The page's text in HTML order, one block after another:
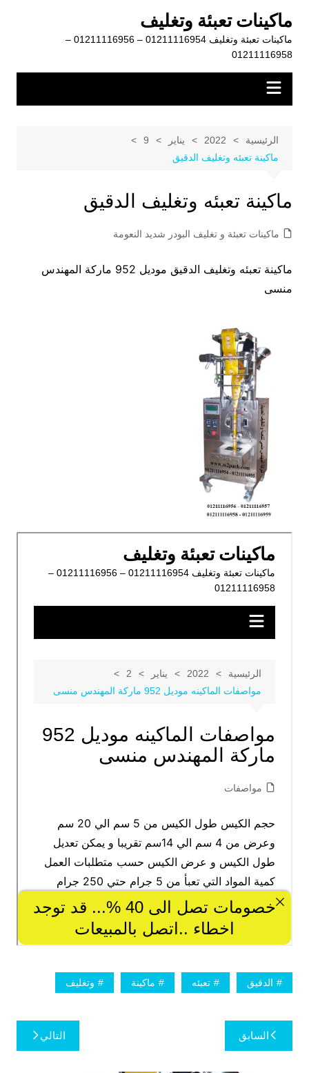
المحتوى
ماكينات تعبئة وتغليف
ماكينات تعبئة وتغليف 01211116954 – 01211116956 –
01211116958
الرئيسية 2022 يناير
9
ماكينة تعبئه وتغليف الدقيق
ماكينة تعبئه وتغليف الدقيق
ماكينات تعبئة و تغليف البودر شديد النعومة
ماكينة تعبئه وتغليف الدقيق موديل 952 ماركة المهندس
منسى
الدقيق تعبئه ماكينة وتغليف
تصفّح
المقالات
السابق التالي